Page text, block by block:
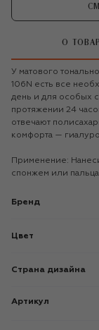
О
У матового
106N есть все
день и для особых
протяжении 24
отвечают
комфорта —
Применение:
спонжем или
Бренд
Цвет
Страна дизайна
Артикул